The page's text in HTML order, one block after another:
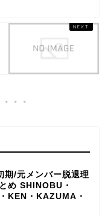
期/元メンバー脱退理
め SHINOBU・
KEN・KAZUMA・